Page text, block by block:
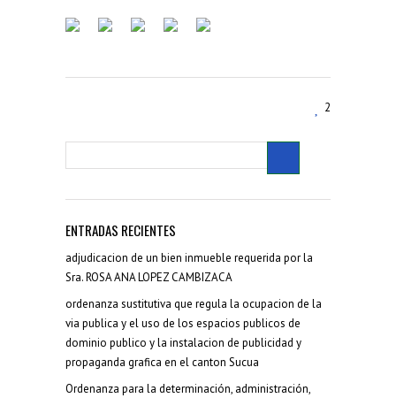
2
ENTRADAS RECIENTES
adjudicacion de un bien inmueble requerida por la
Sra. ROSA ANA LOPEZ CAMBIZACA
ordenanza sustitutiva que regula la ocupacion de la
via publica y el uso de los espacios publicos de
dominio publico y la instalacion de publicidad y
propaganda grafica en el canton Sucua
Ordenanza para la determinación, administración,